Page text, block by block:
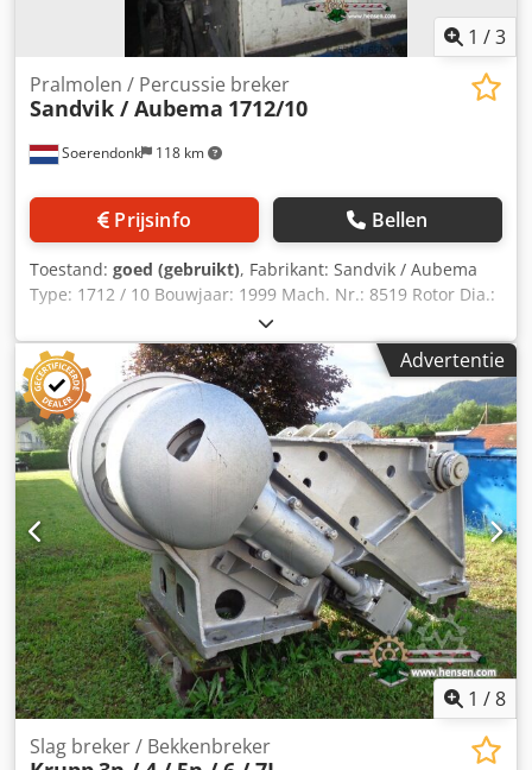
1 /3
Soerendonk 118 km
Pralmolen / Percussie breker
Sandvik / Aubema 1712/10
Prijsinfo Bellen
Toestand: goed (gebruikt), Fabrikant: Sandvik / Aubema
Type: 1712 / 10 Bouwjaar: 1999 Mach. Nr.: 8519 Rotor Dia.:
1.200mm Crsdpjg Stt Rsfx Adyef Rotor Breedte: 1.000mm
Inclusief aandrijving Bekijk het PDF-Document hier onder
voor meer specifieke informatie.
Advertentie
1 /8
Slag breker / Bekkenbreker